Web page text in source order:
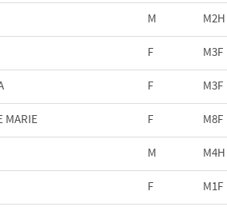
M M2H
F M3F
F M3F
MARIE F M8F
M M4H
F M1F